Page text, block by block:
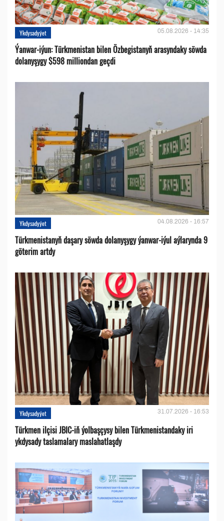
Ykdysadyýet 05.08.2026 - 14:35
Ýanwar-iýun: Türkmenistan bilen Özbegistanyň arasyndaky söwda
dolanyşygy $598 milliondan geçdi
Ykdysadyýet 04.08.2026 - 16:57
Türkmenistanyň daşary söwda dolanyşygy ýanwar-iýul aýlarynda 9
göterim artdy
Ykdysadyýet 31.07.2026 - 16:53
Türkmen ilçisi JBIC-iň ýolbaşçysy bilen Türkmenistandaky iri
ykdysady taslamalary maslahatlaşdy